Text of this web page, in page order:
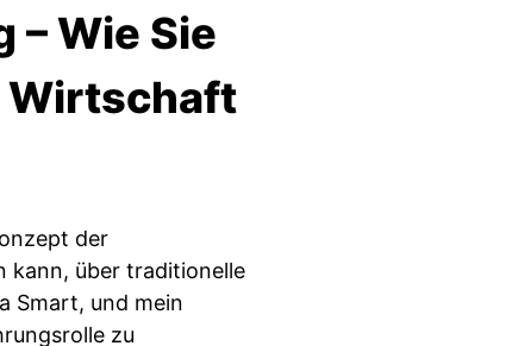
– Wie Sie
Wirtschaft
der
kann, über traditionelle
Smart, und mein
zu